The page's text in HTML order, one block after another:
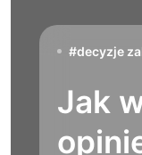
#decyzje
Jak